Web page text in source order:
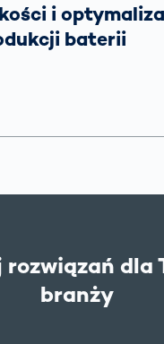
i
baterii
rozwiązań dla
branży